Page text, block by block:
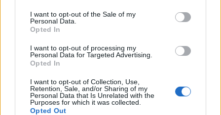
I want to opt-out of the Sale of my
Personal Data.
Opted In
I want to opt-out of processing my
Personal Data for Targeted Advertising.
Opted In
I want to opt-out of Collection, Use,
Retention, Sale, and/or Sharing of my
Personal Data that Is Unrelated with the
Purposes for which it was collected.
Opted Out
Η Chery επενδύει 75 εκατ. δολάρια στην KG Mobility
Το FIAT 500 Hybrid τώρα από
18.990 ευρώ
Ατρόμητος και Novibet
2028